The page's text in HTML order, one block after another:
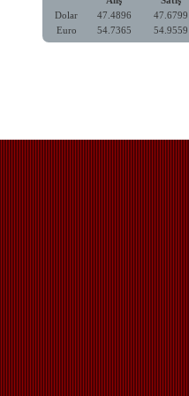
Dolar
47.4896
47.6799
Euro
54.7365 54.9559